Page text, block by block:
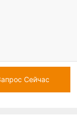
Сейчас